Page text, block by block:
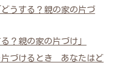
どうする？親の家の片づ
？親の家の片づけ」
片づけるとき あなたはど